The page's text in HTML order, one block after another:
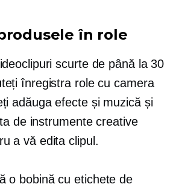
în role
scurte de până la 30
înregistra role cu camera
adăuga efecte și muzică și
de instrumente creative
a vă edita clipul.
o bobină cu etichete de